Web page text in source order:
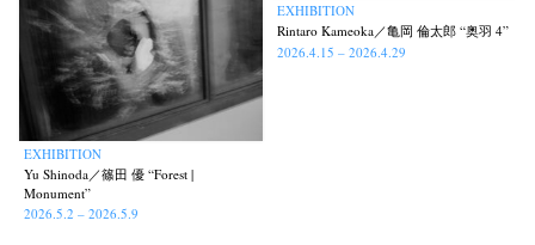
EXHIBITION
Yu Shinoda／篠田 優 “Forest |
Monument”
2026.5.2 – 2026.5.9
EXHIBITION
Rintaro Kameoka／亀岡 倫太郎 “奥羽 4”
2026.4.15 – 2026.4.29